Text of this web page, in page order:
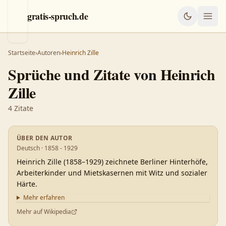
gratis-spruch.de
Startseite›Autoren›Heinrich Zille
Sprüche und Zitate vonHeinrich
Zille
4 Zitate
ÜBER DEN AUTOR
Deutsch · 1858 - 1929
Heinrich Zille (1858–1929) zeichnete Berliner Hinterhöfe,
Arbeiterkinder und Mietskasernen mit Witz und sozialer
Härte.
Mehr erfahren
Mehr auf Wikipedia